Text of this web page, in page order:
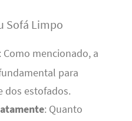
Sofá Limpo
Como mencionado, a
para
dos estofados.
: Quanto